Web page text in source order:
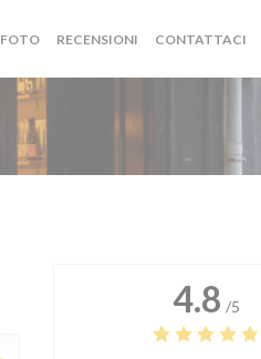
FOTO RECENSIONI CONTATTACI
4.8 /5